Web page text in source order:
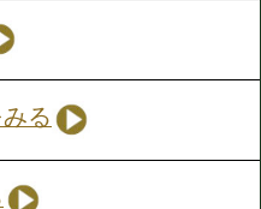
ーキー堤麗斗が
リングに立つ。
での世界戦アン
積み重ねてきた
振るう。堤の持